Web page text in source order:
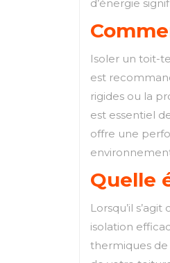
d’énergie
Isoler un toit-
est
rigides ou la
est essentiel
offre une
Quelle
Lorsqu’il
isolation
thermiques de